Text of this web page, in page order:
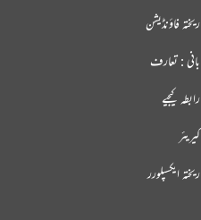
ریختہ فاؤنڈیشن
بانی : تعارف
رابطہ کیجیے
کیریئر
ریختہ ایکسپلورر